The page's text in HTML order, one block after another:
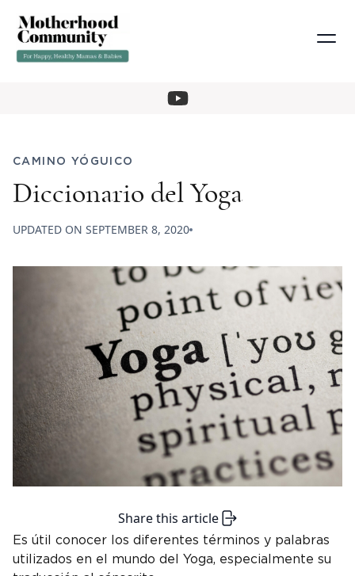
CAMINO YÓGUICO
Diccionario del Yoga
UPDATED ON SEPTEMBER 8, 2020
Share this article
Es útil conocer los diferentes términos y palabras
utilizados en el mundo del Yoga, especialmente su